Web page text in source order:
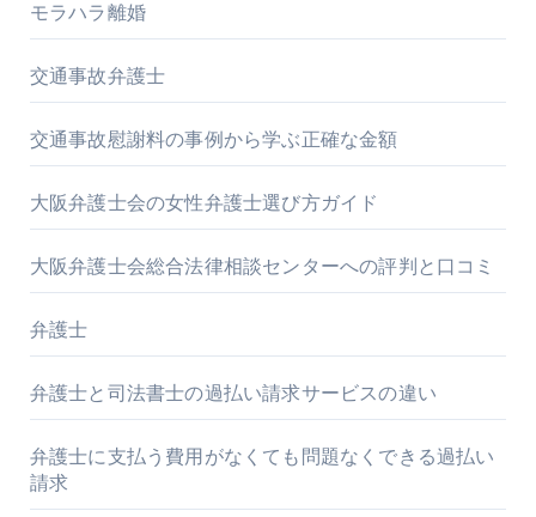
モラハラ離婚
交通事故弁護士
交通事故慰謝料の事例から学ぶ正確な金額
大阪弁護士会の女性弁護士選び方ガイド
大阪弁護士会総合法律相談センターへの評判と口コミ
弁護士
弁護士と司法書士の過払い請求サービスの違い
弁護士に支払う費用がなくても問題なくできる過払い
請求